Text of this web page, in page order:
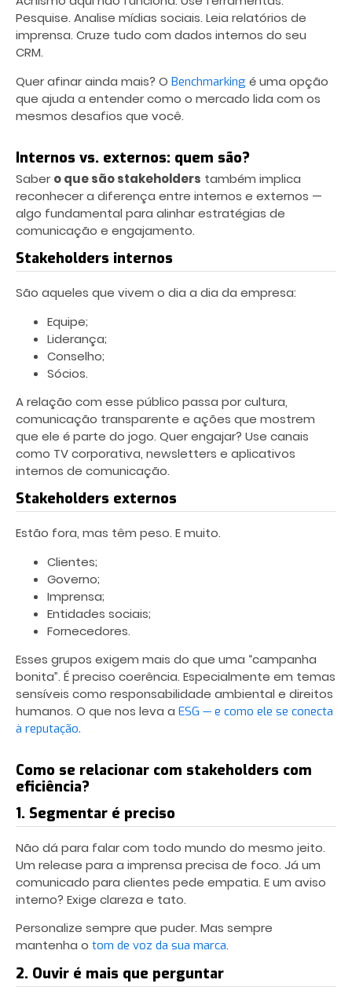
Pesquise. Analise mídias sociais. Leia relatórios de
imprensa. Cruze tudo com dados internos do seu
CRM.
Quer afinar ainda mais? O Benchmarking é uma opção
que ajuda a entender como o mercado lida com os
mesmos desafios que você.
Internos vs. externos: quem são?
Sabero que são stakeholders também implica
reconhecer a diferença entre internos e externos —
algo fundamental para alinhar estratégias de
comunicação e engajamento.
Stakeholders internos
São aqueles que vivem o dia a dia da empresa:
Equipe;
Liderança;
Conselho;
Sócios.
A relação com esse público passa por cultura,
comunicação transparente e ações que mostrem
que ele é parte do jogo. Quer engajar? Use canais
como TV corporativa, newsletters e aplicativos
internos de comunicação.
Stakeholders externos
Estão fora, mas têm peso. E muito.
Clientes;
Governo;
Imprensa;
Entidades sociais;
Fornecedores.
Esses grupos exigem mais do que uma “campanha
bonita”. É preciso coerência. Especialmente em temas
sensíveis como responsabilidade ambiental e direitos
humanos. O que nos leva a ESG — e como ele se conecta
à reputação.
Como se relacionar com stakeholders com
eficiência?
1. Segmentar é preciso
Não dá para falar com todo mundo do mesmo jeito.
Um release para a imprensa precisa de foco. Já um
comunicado para clientes pede empatia. E um aviso
interno? Exige clareza e tato.
Personalize sempre que puder. Mas sempre
mantenha o tom de voz da sua marca.
2. Ouvir é mais que perguntar